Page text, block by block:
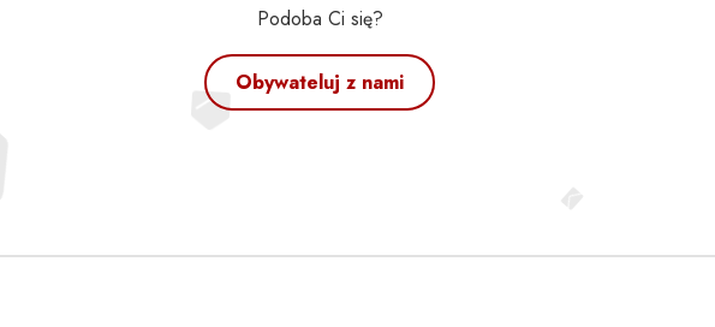
Podoba Ci się?
Obywateluj z nami